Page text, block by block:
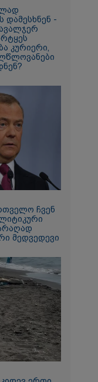
დამესხნენ -
კურიერი,
ჩვენ
მედვედევი